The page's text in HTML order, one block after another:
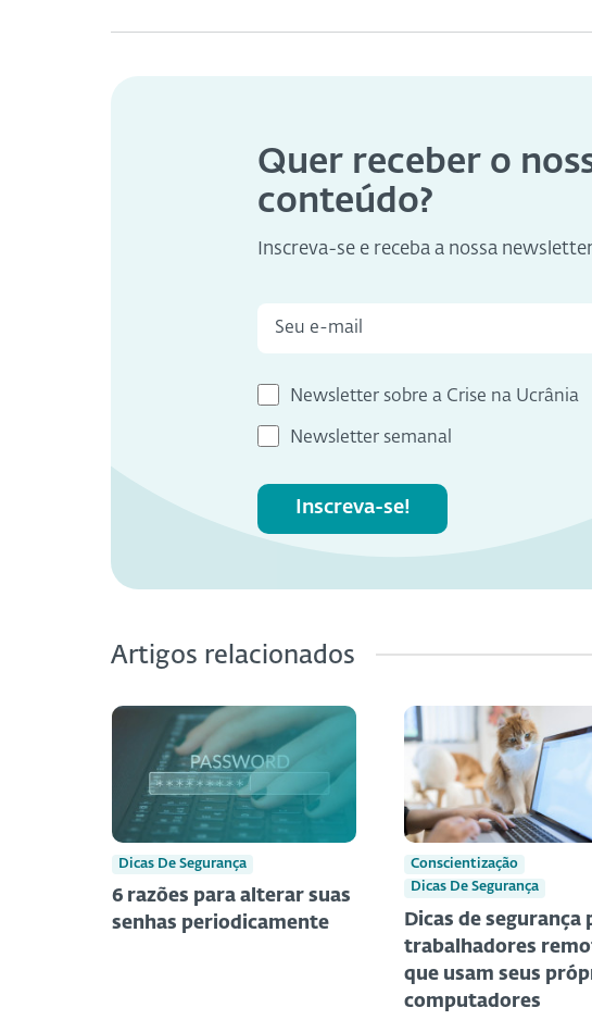
Quer receber o
conteúdo?
Inscreva-se e receba a nossa
Newsletter sobre a Crise na Ucrânia
Newsletter semanal
Inscreva-se!
Artigos relacionados
Dicas De Segurança
6 razões para alterar suas
senhas periodicamente
Conscientização
Dicas De Segurança
Dicas de segurança
trabalhadores
que usam seus
computadores